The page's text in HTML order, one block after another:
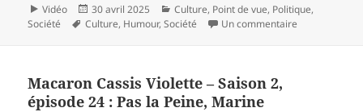
Format
Vidéo
Publié
le
30 avril 2025 Catégories
Culture, Point de vue, Politique,
Société
Mots-
Culture, Humour,Société Un commentaire
Macaron Cassis Violette – Saison 2,
épisode 24 : Pas la Peine, Marine